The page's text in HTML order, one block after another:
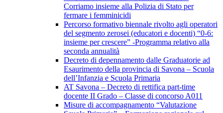
Corriamo insieme alla Polizia di Stato per
fermare i femminicidi
Percorso formativo biennale rivolto agli operatori
del segmento zerosei (educatori e docenti) “0-6:
insieme per crescere” -Programma relativo alla
seconda annualità
Decreto di depennamento dalle Graduatorie ad
Esaurimento della provincia di Savona – Scuola
dell’Infanzia e Scuola Primaria
AT Savona – Decreto di rettifica part-time
docente II Grado – Classe di concorso A011
Misure di accompagnamento “Valutazione